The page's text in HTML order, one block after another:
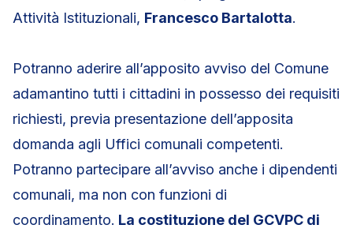
Attività Istituzionali, Francesco Bartalotta.
Potranno aderire all’apposito avviso del Comune
adamantino tutti i cittadini in possesso dei requisiti
richiesti, previa presentazione dell’apposita
domanda agli Uffici comunali competenti.
Potranno partecipare all’avviso anche i dipendenti
comunali, ma non con funzioni di
coordinamento. La costituzione del GCVPC di